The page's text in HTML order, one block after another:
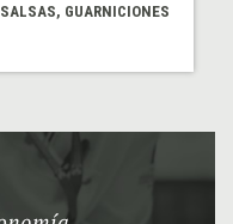
SALSAS, GUARNICIONES